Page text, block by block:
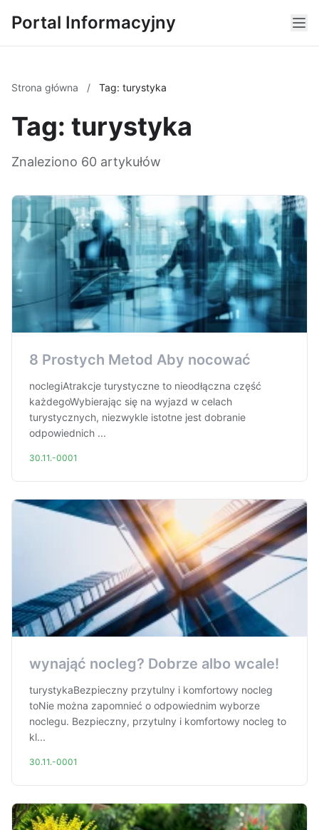
Portal Informacyjny
Strona główna / Tag: turystyka
Tag: turystyka
Znaleziono 60 artykułów
8 Prostych Metod Aby nocować
noclegiAtrakcje turystyczne to nieodłączna część
każdegoWybierając się na wyjazd w celach
turystycznych, niezwykle istotne jest dobranie
odpowiednich ...
30.11.-0001
wynająć nocleg? Dobrze albo wcale!
turystykaBezpieczny przytulny i komfortowy nocleg
toNie można zapomnieć o odpowiednim wyborze
noclegu. Bezpieczny, przytulny i komfortowy nocleg to
kl...
30.11.-0001